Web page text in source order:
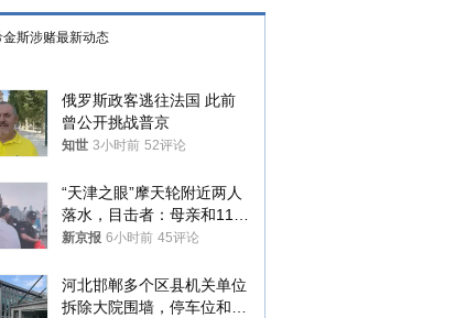
金斯涉赌最新动态
俄罗斯政客逃往法国 此前
曾公开挑战普京
知世 3小时前 52评论
“天津之眼”摩天轮附近两人
落水，目击者：母亲和11岁
儿子先后被打捞上岸
新京报 6小时前 45评论
河北邯郸多个区县机关单位
拆除大院围墙，停车位和厕